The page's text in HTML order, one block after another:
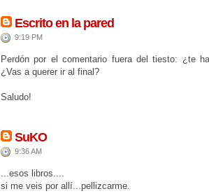
Escrito en la pared
9:19 PM
Perdón por el comentario fuera del tiesto: ¿te
¿Vas a querer ir al final?
Saludo!
SuKO
9:36 AM
...esos libros....
si me veis por allí...pellizcarme.